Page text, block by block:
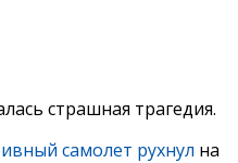
страшная трагедия.
самолет рухнул на